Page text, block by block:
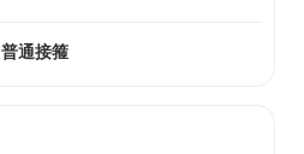
普通接箍